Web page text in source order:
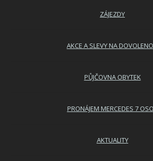
ZÁJEZDY
AKCE A SLEVY NA
PŮJČOVNA OBYTEK
PRONÁJEM MERCEDES 7
AKTUALITY